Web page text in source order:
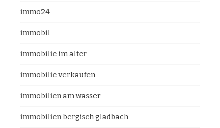
immo24
immobil
immobilie im alter
immobilie verkaufen
immobilien am wasser
immobilien bergisch gladbach